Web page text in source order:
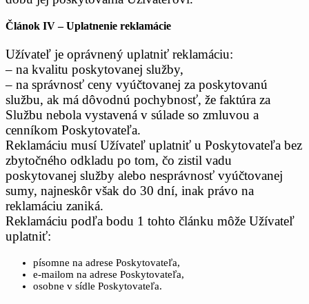
Článok IV – Uplatnenie reklamácie
Užívateľ je oprávnený uplatniť reklamáciu:
– na kvalitu poskytovanej služby,
– na správnosť ceny vyúčtovanej za poskytovanú
službu, ak má dôvodnú pochybnosť, že faktúra za
Službu nebola vystavená v súlade so zmluvou a
cenníkom Poskytovateľa.
Reklamáciu musí Užívateľ uplatniť u Poskytovateľa bez
zbytočného odkladu po tom, čo zistil vadu
poskytovanej služby alebo nesprávnosť vyúčtovanej
sumy, najneskôr však do 30 dní, inak právo na
reklamáciu zaniká.
Reklamáciu podľa bodu 1 tohto článku môže Užívateľ
uplatniť:
písomne na adrese Poskytovateľa,
e-mailom na adrese Poskytovateľa,
osobne v sídle Poskytovateľa.